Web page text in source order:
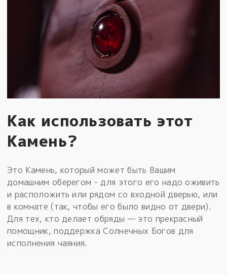
Как использовать этот
Камень?
Это Камень, который может быть Вашим
домашним оберегом - для этого его надо оживить
и расположить или рядом со входной дверью, или
в комнате (так, чтобы его было видно от двери).
Для тех, кто делает обряды — это прекрасный
помощник, поддержка Солнечных Богов для
исполнения чаяния.